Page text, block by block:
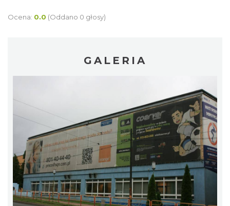
Ocena: 0.0 (Oddano 0 głosy)
GALERIA